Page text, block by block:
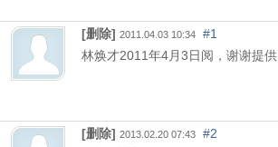
[删除] 2011.04.03 10:34
#1
林焕才2011年4月3日阅，谢谢提供
[删除] 2013.02.20 07:43
#2